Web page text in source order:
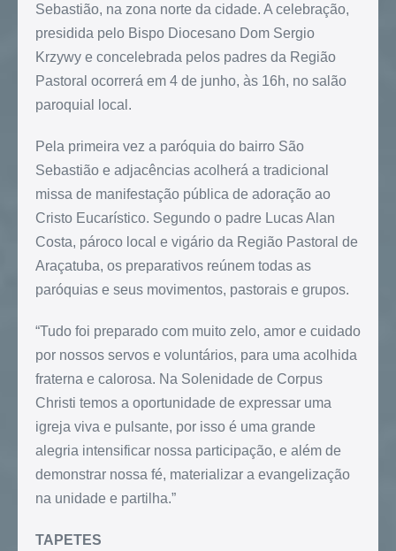
Sebastião, na zona norte da cidade. A celebração,
presidida pelo Bispo Diocesano Dom Sergio
Krzywy e concelebrada pelos padres da Região
Pastoral ocorrerá em 4 de junho, às 16h, no salão
paroquial local.
Pela primeira vez a paróquia do bairro São
Sebastião e adjacências acolherá a tradicional
missa de manifestação pública de adoração ao
Cristo Eucarístico. Segundo o padre Lucas Alan
Costa, pároco local e vigário da Região Pastoral de
Araçatuba, os preparativos reúnem todas as
paróquias e seus movimentos, pastorais e grupos.
“Tudo foi preparado com muito zelo, amor e cuidado
por nossos servos e voluntários, para uma acolhida
fraterna e calorosa. Na Solenidade de Corpus
Christi temos a oportunidade de expressar uma
igreja viva e pulsante, por isso é uma grande
alegria intensificar nossa participação, e além de
demonstrar nossa fé, materializar a evangelização
na unidade e partilha.”
TAPETES